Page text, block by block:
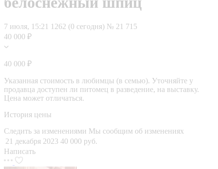
7 июля, 15:21 1262 (0 сегодня) № 21 715
40 000 ₽
40 000 ₽
Указанная стоимость в любимцы (в семью). Уточняйте у
продавца доступен ли питомец в разведение, на выставку.
Цена может отличаться.
История цены
Следить за изменениями Мы сообщим об изменениях
21 декабря 2023 40 000 руб.
Написать